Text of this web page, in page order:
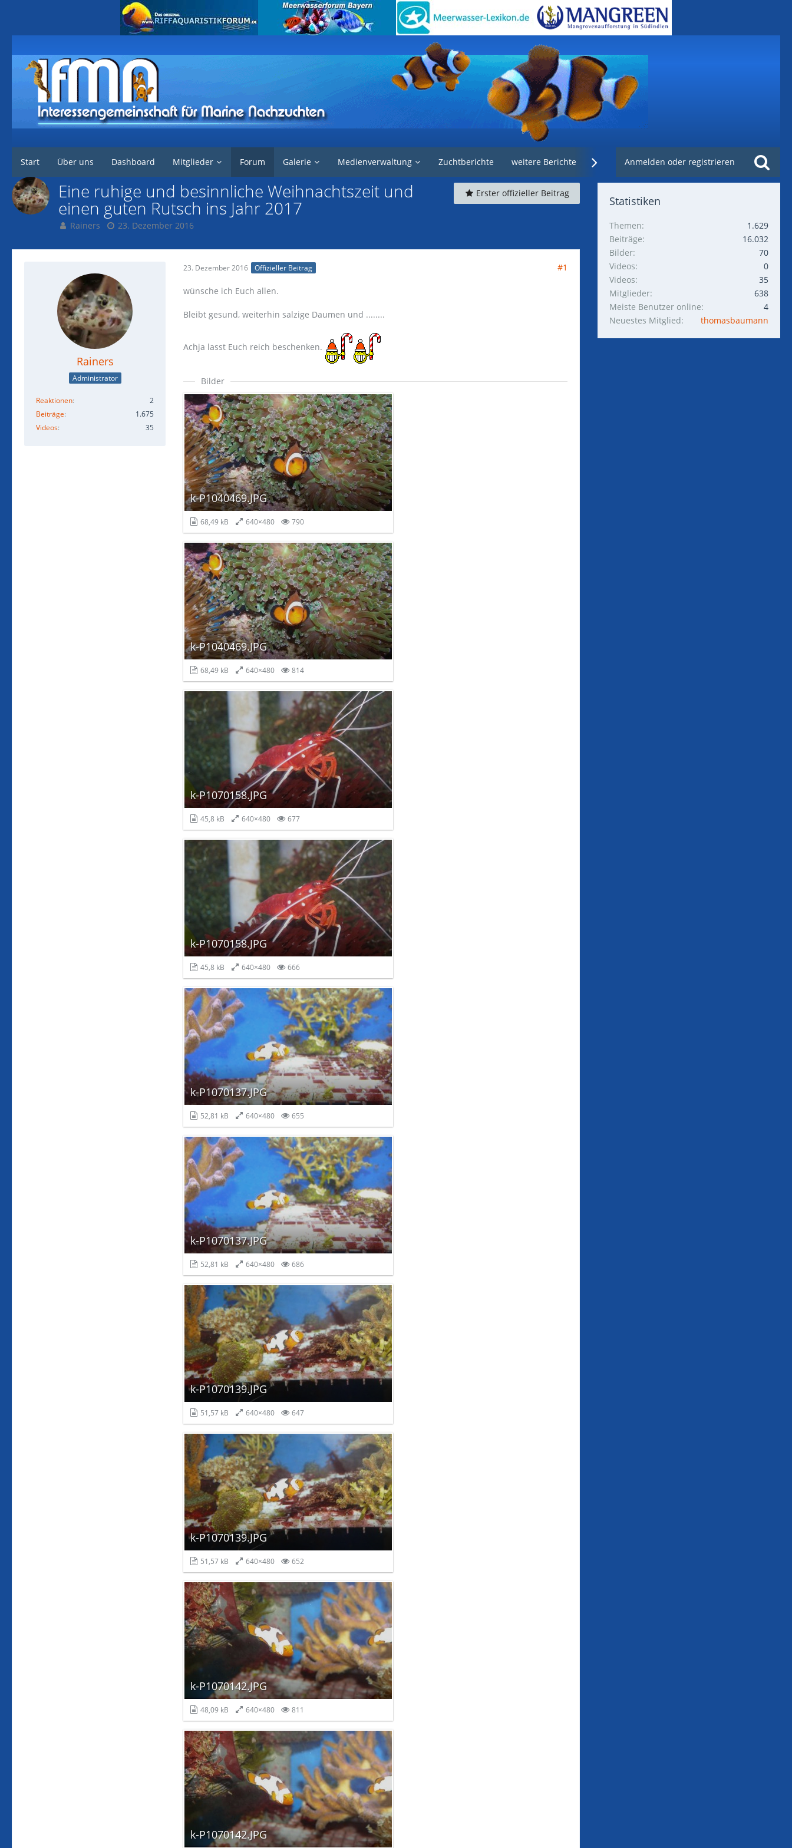
Start Über uns Dashboard Mitglieder Forum Galerie Medienverwaltung Zuchtberichte weitere Berichte Weblinks Nachzuchtenregister.de
Anmelden oder registrieren
Eine ruhige und besinnliche Weihnachtszeit und
einen guten Rutsch ins Jahr 2017
Rainers 23. Dezember 2016
Erster offizieller Beitrag
Rainers
Administrator
Reaktionen
2
Beiträge
1.675
Videos
35
23. Dezember 2016 Offizieller Beitrag #1
wünsche ich Euch allen.
Bleibt gesund, weiterhin salzige Daumen und ........
Achja lasst Euch reich beschenken.
Bilder
k-P1040469.JPG
68,49 kB 640×480 790
k-P1040469.JPG
68,49 kB 640×480 814
k-P1070158.JPG
45,8 kB 640×480 677
k-P1070158.JPG
45,8 kB 640×480 666
k-P1070137.JPG
52,81 kB 640×480 655
k-P1070137.JPG
52,81 kB 640×480 686
k-P1070139.JPG
51,57 kB 640×480 647
k-P1070139.JPG
51,57 kB 640×480 652
k-P1070142.JPG
48,09 kB 640×480 811
k-P1070142.JPG
Statistiken
Themen
1.629
Beiträge
16.032
Bilder
70
Videos
0
Videos
35
Mitglieder
638
Meiste Benutzer online
4
Neuestes Mitglied
thomasbaumann